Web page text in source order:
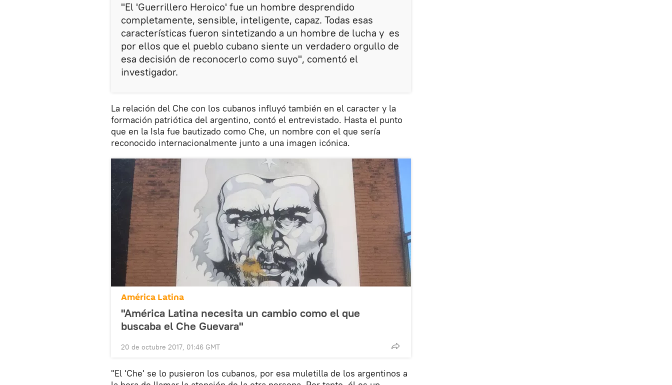
"El 'Guerrillero Heroico' fue un hombre desprendido
completamente, sensible, inteligente, capaz. Todas esas
características fueron sintetizando a un hombre de lucha y es
por ellos que el pueblo cubano siente un verdadero orgullo de
esa decisión de reconocerlo como suyo", comentó el
investigador.
La relación del Che con los cubanos influyó también en el caracter y la
formación patriótica del argentino, contó el entrevistado. Hasta el punto
que en la Isla fue bautizado como Che, un nombre con el que sería
reconocido internacionalmente junto a una imagen icónica.
América Latina
"América Latina necesita un cambio como el que
buscaba el Che Guevara"
20 de octubre 2017, 01:46 GMT
"El 'Che' se lo pusieron los cubanos, por esa muletilla de los argentinos a